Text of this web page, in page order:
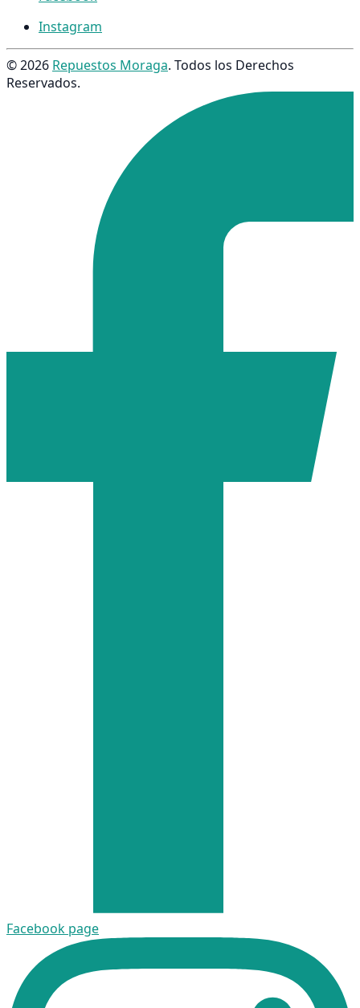
Instagram
© 2026 Repuestos Moraga. Todos los Derechos
Reservados.
Facebook page